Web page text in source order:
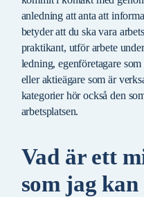
anledning att anta att
betyder att du ska vara
praktikant, utför arbete
ledning, egenföretagare
eller aktieägare som är
kategorier hör också den
arbetsplatsen.
Vad är ett
som jag